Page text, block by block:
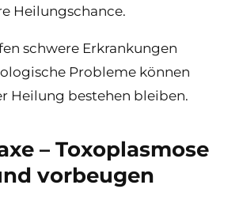
Heilungschance.
schwere Erkrankungen
Probleme können
Heilung bestehen bleiben.
– Toxoplasmose
vorbeugen